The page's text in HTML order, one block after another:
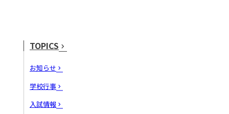
TOPICS
お知らせ
学校行事
入試情報